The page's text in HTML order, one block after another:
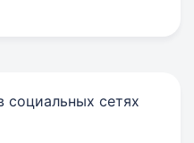
социальных сетях